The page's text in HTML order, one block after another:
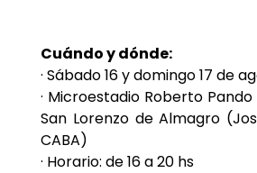
Cuándo y dónde:
· Sábado 16 y domingo 17 de
· Microestadio Roberto
San Lorenzo de Almagro
CABA)
· Horario: de 16 a 20 hs